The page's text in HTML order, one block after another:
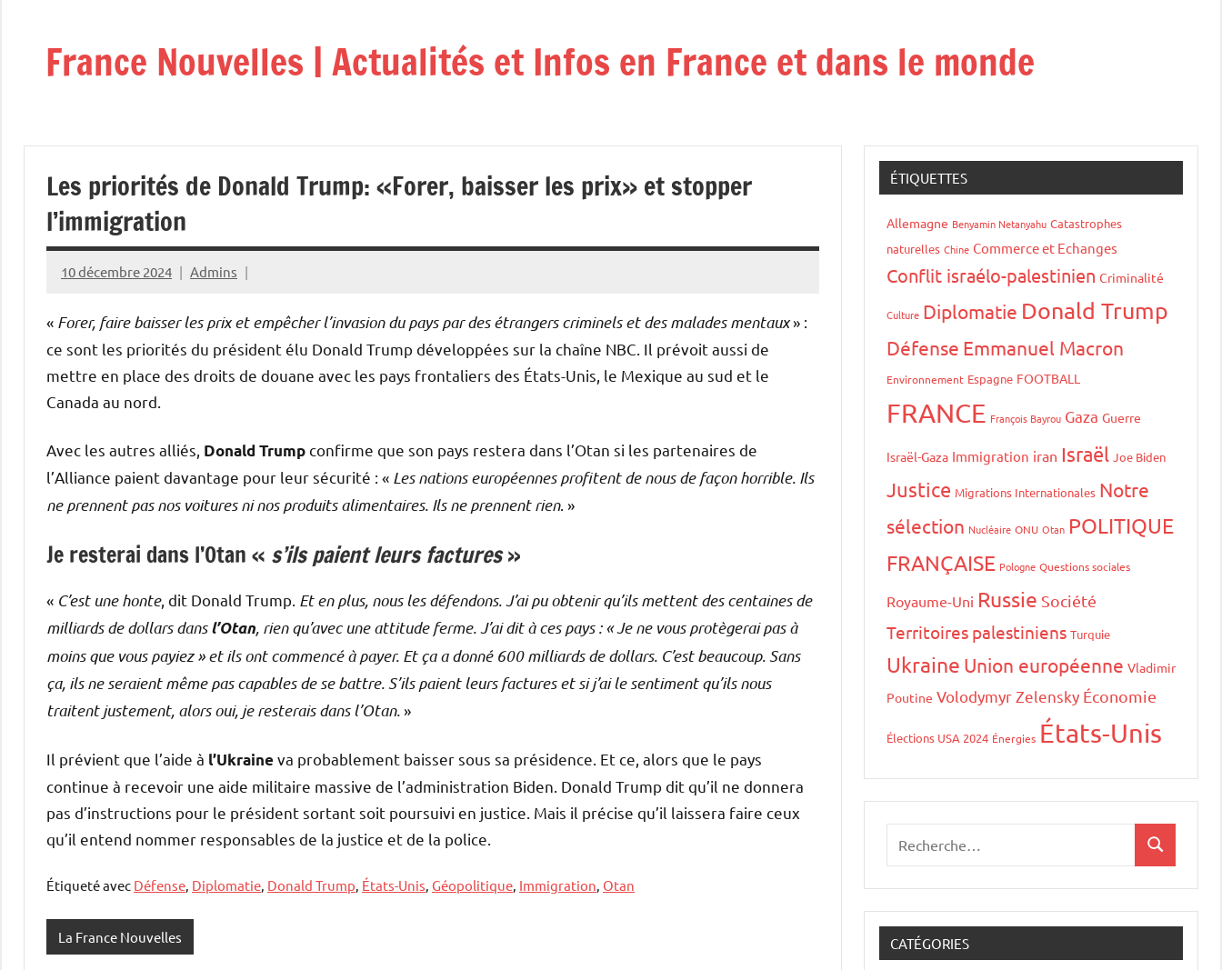
contenuFrance Nouvelles | Actualités et Infos en France et dans le monde
Les priorités de Donald Trump: «Forer, baisser les prix» et stopper
l’immigration
10 décembre 2024 Admins
« Forer, faire baisser les prix et empêcher l’invasion du pays par des étrangers criminels et des malades mentaux» :
ce sont les priorités du président élu Donald Trump développées sur la chaîne NBC. Il prévoit aussi de
mettre en place des droits de douane avec les pays frontaliers des États-Unis, le Mexique au sud et le
Canada au nord.
Avec les autres alliés, Donald Trumpconfirme que son pays restera dans l’Otan si les partenaires de
l’Alliance paient davantage pour leur sécurité : « Les nations européennes profitent de nous de façon horrible. Ils
ne prennent pas nos voitures ni nos produits alimentaires. Ils ne prennent rien. »
Je resterai dans l’Otan « s’ils paient leurs factures»
« C’est une honte, dit Donald Trump. Et en plus, nous les défendons. J’ai pu obtenir qu’ils mettent des centaines de
milliards de dollars dansl’Otan, rien qu’avec une attitude ferme. J’ai dit à ces pays : « Je ne vous protègerai pas à
moins que vous payiez » et ils ont commencé à payer. Et ça a donné 600 milliards de dollars. C’est beaucoup. Sans
ça, ils ne seraient même pas capables de se battre. S’ils paient leurs factures et si j’ai le sentiment qu’ils nous
traitent justement, alors oui, je resterais dans l’Otan. »
Il prévient que l’aide à l’Ukraineva probablement baisser sous sa présidence. Et ce, alors que le pays
continue à recevoir une aide militaire massive de l’administration Biden. Donald Trump dit qu’il ne donnera
pas d’instructions pour le président sortant soit poursuivi en justice. Mais il précise qu’il laissera faire ceux
qu’il entend nommer responsables de la justice et de la police.
Étiqueté avec Défense, Diplomatie, Donald Trump, États-Unis, Géopolitique, Immigration, Otan
La France Nouvelles
ÉTIQUETTES
Allemagne Benyamin Netanyahu Catastrophes
naturelles Chine Commerce et Echanges
Conflit israélo-palestinien Criminalité
Culture Diplomatie Donald Trump
Défense Emmanuel Macron
Environnement Espagne FOOTBALL
FRANCE François Bayrou Gaza Guerre
Israël-Gaza Immigration iran Israël Joe Biden
Justice Migrations Internationales Notre
sélection Nucléaire ONU Otan POLITIQUE
FRANÇAISE Pologne Questions sociales
Royaume-Uni Russie Société
Territoires palestiniens Turquie
Ukraine Union européenne Vladimir
Poutine Volodymyr Zelensky Économie
Élections USA 2024 Énergies États-Unis
CATÉGORIES